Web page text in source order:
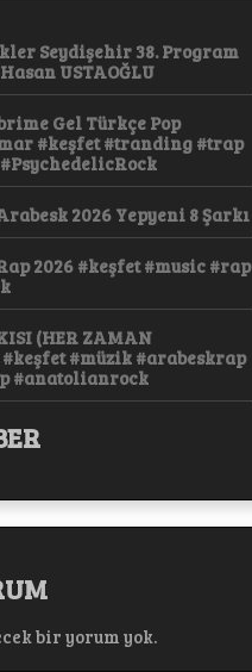
Seydişehir 38. Program
USTAOĞLU
Gel Türkçe Pop
#keşfet #tranding #trap
2026 Yepyeni 8 Şarkı
2026 #keşfet #music #rap
(HER ZAMAN
#keşfet #müzik #arabeskrap
#anatolianrock
bir yorum yok.